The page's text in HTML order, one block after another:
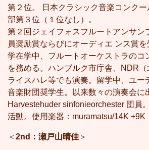
第２位。 日本クラシック音楽コンク
部第３位（１位なし）。
第２回ジェイフォスフルートアンサン
員奨励賞ならびにオーディエ ンス賞
学在学中、フルートオーケストラのコ
を務める。ハンブルク市庁舎、NDR（
ライスハレ等でも演奏。留学中、ユー
音楽財団奨学生。以来数々の演奏会に
Harvestehuder sinfonieorchester 団員
活動。使用楽器：muramatsu/14K +9K
＜ 2nd：瀬戸山晴佳 ＞